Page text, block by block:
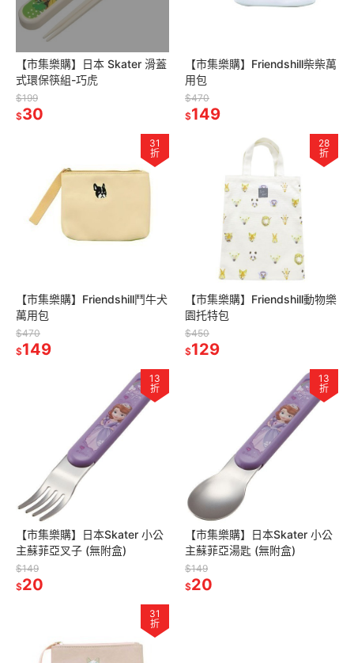
【市集樂購】日本 Skater 滑蓋
式環保筷組-巧虎
$199
$30
【市集樂購】Friendshill柴柴萬
用包
$470
$149
31
折
【市集樂購】Friendshill鬥牛犬
萬用包
$470
$149
28
折
【市集樂購】Friendshill動物樂
園托特包
$450
$129
13
折
【市集樂購】日本Skater 小公
主蘇菲亞叉子 (無附盒)
$149
$20
13
折
【市集樂購】日本Skater 小公
主蘇菲亞湯匙 (無附盒)
$149
$20
31
折